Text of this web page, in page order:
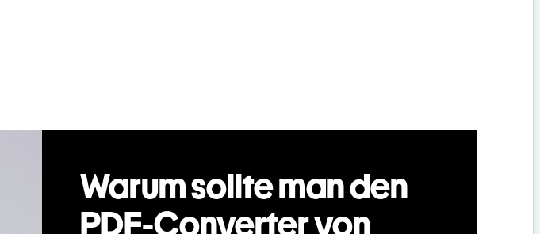
Warum sollte man den
PDF-Converter von